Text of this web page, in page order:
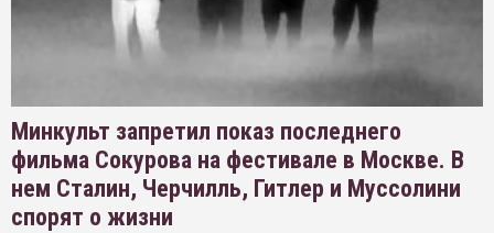
Минкульт запретил показ последнего
фильма Сокурова на фестивале в Москве. В
нем Сталин, Черчилль, Гитлер и Муссолини
спорят о жизни